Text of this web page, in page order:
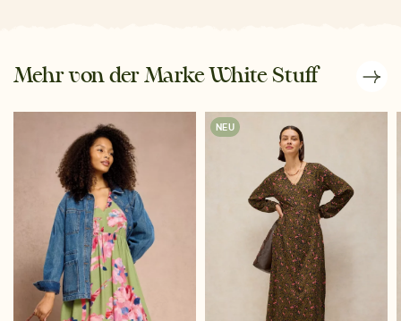
Mehr von der Marke White Stuff
NEU